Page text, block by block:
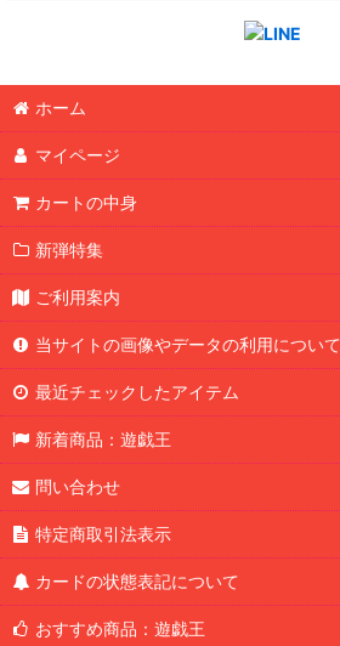
ホーム
マイページ
カートの中身
新弾特集
ご利用案内
当サイトの画像やデータの利用について
最近チェックしたアイテム
新着商品：遊戯王
問い合わせ
特定商取引法表示
カードの状態表記について
おすすめ商品：遊戯王